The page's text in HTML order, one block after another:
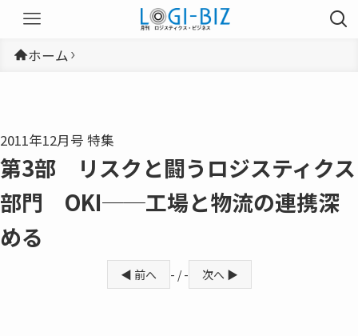
ホーム
2011年12月号 特集
第3部 リスクと闘うロジスティクス
部門 OKI──工場と物流の連携深
める
◀ 前へ - / - 次へ ▶